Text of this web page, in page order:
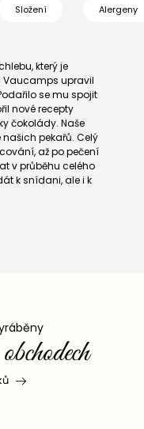
Složení Alergeny
který je
Vaucamps upravil
se mu spojit
nové recepty
čokolády. Naše
pekařů. Celý
až po pečení
v průběhu celého
k snídani, ale i k